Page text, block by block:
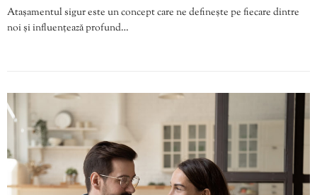
Atașamentul sigur este un concept care ne definește pe fiecare dintre
noi și influențează profund…